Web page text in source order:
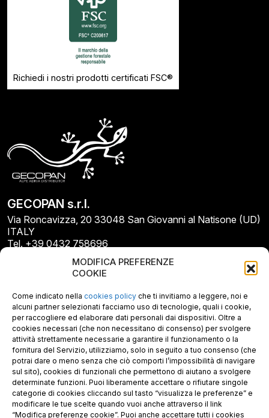
MODIFICA PREFERENZE
COOKIE
Come indicato nella cookies policy che ti invitiamo a leggere, noi e
alcuni partner selezionati facciamo uso di tecnologie, quali i cookie,
per raccogliere ed elaborare dati personali dai dispositivi. Oltre a
cookies necessari (che non necessitano di consenso) per svolgere
attività strettamente necessarie a garantire il funzionamento o la
fornitura del Servizio, utilizziamo, solo in seguito a tuo consenso (che
potrai dare o meno senza che ciò comporti l’impossibilità di navigare
sul sito), cookies di funzionali che permettono di aiutano a svolgere
determinate funzioni. Puoi liberamente accettare o rifiutare singole
categorie di cookies cliccando sul tasto “visualizza le preferenze” e
modificare le tue scelte quando vuoi anche attraverso il link
“Modifica preferenze cookie”. Puoi anche accettare tutti i cookies
Richiedi i nostri prodotti certificati FSC®
GECOPAN s.r.l.
Via Roncavizza, 20 33048 San Giovanni al Natisone (UD)
ITALY
Tel. +39 0432 758696
E-mail: info@gecopan.it
E-mail PEC: gecopan@pec.it
P.I. E C.F. 02487660306
N. REA UD 264834
Capitale sociale € 30.000